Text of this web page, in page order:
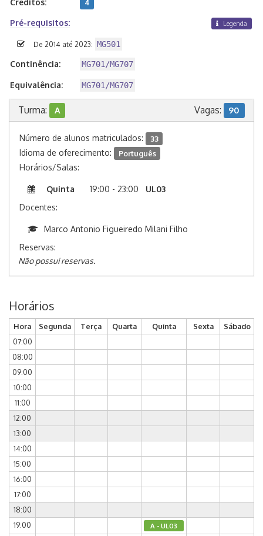
Créditos: 4
Pré-requisitos: Legenda
De 2014 até 2023: MG501
Continência: MG701/MG707
Equivalência: MG701/MG707
Turma: A Vagas: 90
Número de alunos matriculados: 33
Idioma de oferecimento: Português
Horários/Salas:
Quinta 19:00 - 23:00
UL03
Docentes:
Marco Antonio Figueiredo Milani Filho
Reservas:
Não possui reservas.
Horários
Hora Segunda Terça Quarta Quinta Sexta
Sábado
07:00
08:00
09:00
10:00
11:00
12:00
13:00
14:00
15:00
16:00
17:00
18:00
19:00
A - UL03